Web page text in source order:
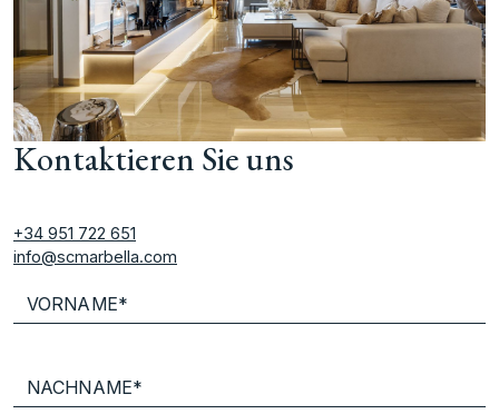
Kontaktieren Sie uns
+34 951 722 651
info@scmarbella.com